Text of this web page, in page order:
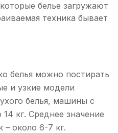
белье загружают
техника бывает
белья можно постирать
и узкие модели
белья, машины с
кг. Среднее значение
– около 6-7 кг.